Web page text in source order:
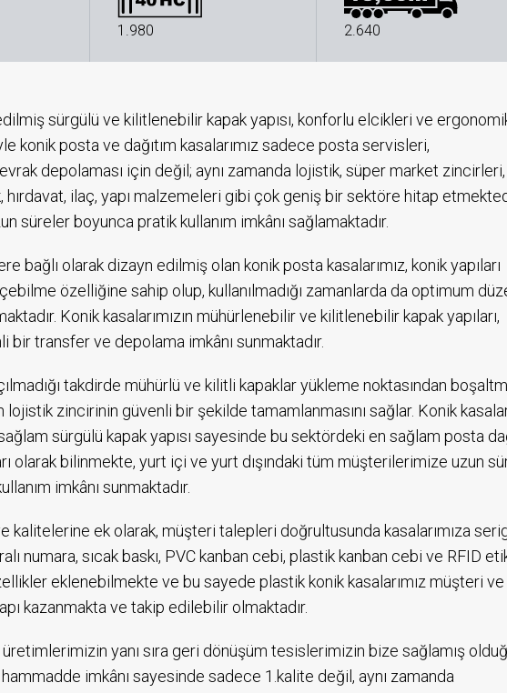
1.980 2.640
sürgülü ve kilitlenebilir kapak yapısı, konforlu elcikleri ve
konik posta ve dağıtım kasalarımız sadece posta servisleri,
depolaması için değil; aynı zamanda lojistik, süper market zincirleri,
ilaç, yapı malzemeleri gibi çok geniş bir sektöre hitap
süreler boyunca pratik kullanım imkânı sağlamaktadır.
bağlı olarak dizayn edilmiş olan konik posta kasalarımız, konik yapıları
özelliğine sahip olup, kullanılmadığı zamanlarda da optimum
Konik kasalarımızın mühürlenebilir ve kilitlenebilir kapak yapıları,
bir transfer ve depolama imkânı sunmaktadır.
takdirde mühürlü ve kilitli kapaklar yükleme noktasından
lojistik zincirinin güvenli bir şekilde tamamlanmasını sağlar. Konik
sağlam sürgülü kapak yapısı sayesinde bu sektördeki en sağlam posta
olarak bilinmekte, yurt içi ve yurt dışındaki tüm müşterilerimize uzun
imkânı sunmaktadır.
kalitelerine ek olarak, müşteri talepleri doğrultusunda kasalarımıza
numara, sıcak baskı, PVC kanban cebi, plastik kanban cebi ve RFID
eklenebilmekte ve bu sayede plastik konik kasalarımız müşteri ve
kazanmakta ve takip edilebilir olmaktadır.
üretimlerimizin yanı sıra geri dönüşüm tesislerimizin bize sağlamış
imkânı sayesinde sadece 1.kalite değil, aynı zamanda